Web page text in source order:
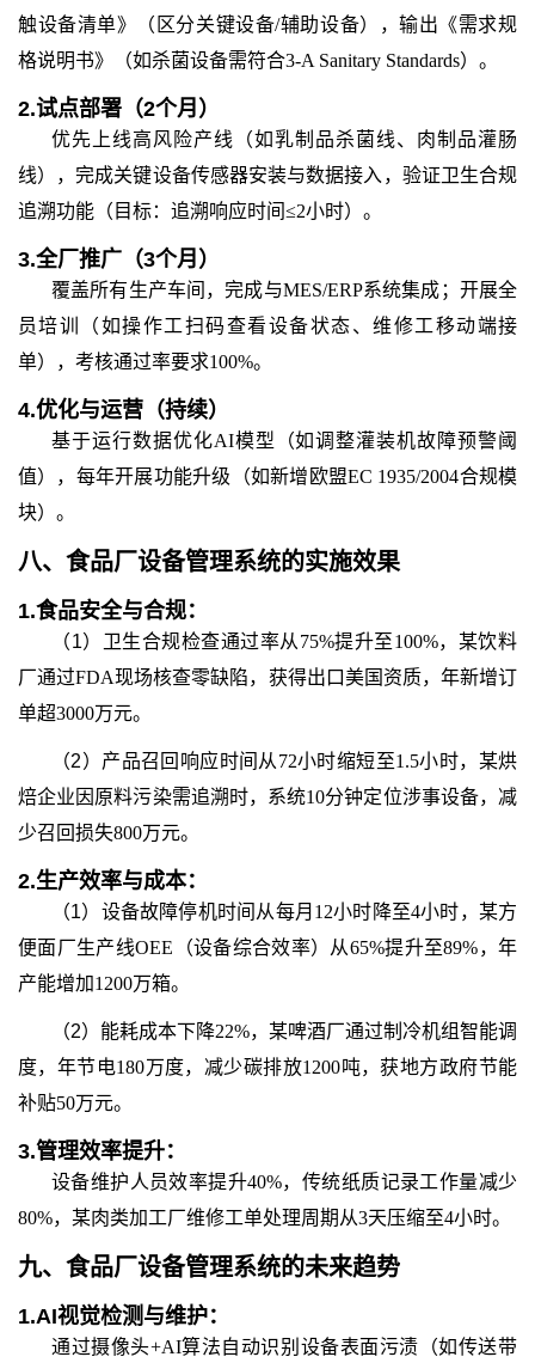
触设备清单》（区分关键设备/辅助设备），输出《需求规
格说明书》（如杀菌设备需符合3-A Sanitary Standards）。
2.试点部署（2个月）
优先上线高风险产线（如乳制品杀菌线、肉制品灌肠
线），完成关键设备传感器安装与数据接入，验证卫生合规
追溯功能（目标：追溯响应时间≤2小时）。
3.全厂推广（3个月）
覆盖所有生产车间，完成与MES/ERP系统集成；开展全
员培训（如操作工扫码查看设备状态、维修工移动端接
单），考核通过率要求100%。
4.优化与运营（持续）
基于运行数据优化AI模型（如调整灌装机故障预警阈
值），每年开展功能升级（如新增欧盟EC 1935/2004合规模
块）。
八、 食品厂设备管理系统的实施效果
1.食品安全与合规：
（1） 卫生合规检查通过率从75%提升至100%，某饮料
厂通过FDA现场核查零缺陷，获得出口美国资质，年新增订
单超3000万元。
（2） 产品召回响应时间从72小时缩短至1.5小时，某烘
焙企业因原料污染需追溯时，系统10分钟定位涉事设备，减
少召回损失800万元。
2.生产效率与成本：
（1） 设备故障停机时间从每月12小时降至4小时，某方
便面厂生产线OEE（设备综合效率）从65%提升至89%，年
产能增加1200万箱。
（2） 能耗成本下降22%，某啤酒厂通过制冷机组智能调
度，年节电180万度，减少碳排放1200吨，获地方政府节能
补贴50万元。
3.管理效率提升：
设备维护人员效率提升40%，传统纸质记录工作量减少
80%，某肉类加工厂维修工单处理周期从3天压缩至4小时。
九、 食品厂设备管理系统的未来趋势
1.AI视觉检测与维护：
通过摄像头+AI算法自动识别设备表面污渍（如传送带